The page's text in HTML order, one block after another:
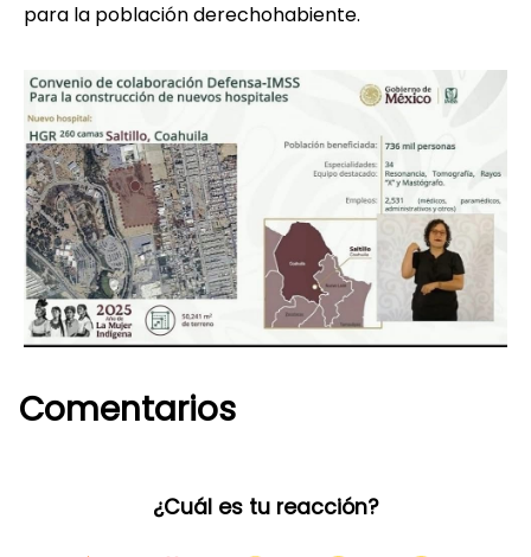
para la población derechohabiente.
Comentarios